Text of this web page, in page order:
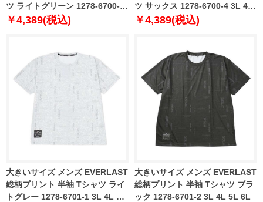
ツ ライトグリーン 1278-6700-3
3L 4L 5L 6L
￥4,389(税込)
ツ サックス 1278-6700-4 3L 4L
5L 6L
￥4,389(税込)
大きいサイズ メンズ EVERLAST
総柄プリント 半袖 Tシャツ ライ
トグレー 1278-6701-1 3L 4L 5L
大きいサイズ メンズ EVERLAST
総柄プリント 半袖 Tシャツ ブラ
ック 1278-6701-2 3L 4L 5L 6L